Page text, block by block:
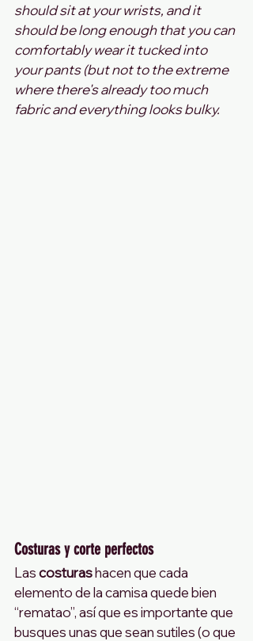
should sit at your wrists, and it
should be long enough that you can
comfortably wear it tucked into
your pants (but not to the extreme
where there's already too much
fabric and everything looks bulky.
Costuras y corte perfectos
Las costuras hacen que cada
elemento de la camisa quede bien
“rematao”, así que es importante que
busques unas que sean sutiles (o que